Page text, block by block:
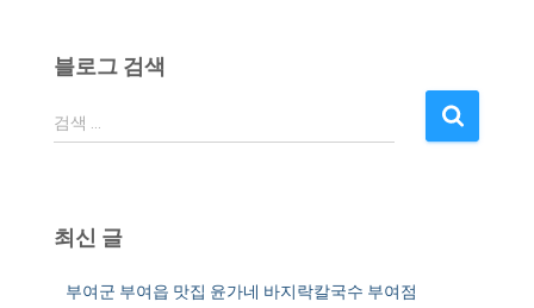
블로그 검색
검
색
검색 …
최신 글
부여군 부여읍 맛집 윤가네 바지락칼국수 부여점